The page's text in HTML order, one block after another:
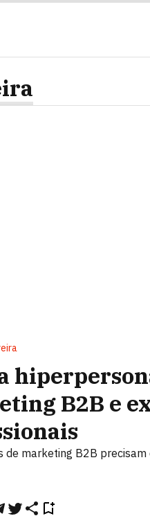
B2B e
de marketing B2B